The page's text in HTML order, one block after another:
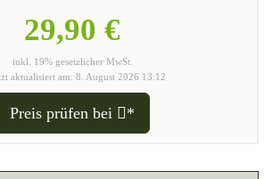
29,90 €
inkl. 19% gesetzlicher MwSt.
aktualisiert am: 8. August 2026 13:12
Preis prüfen bei *